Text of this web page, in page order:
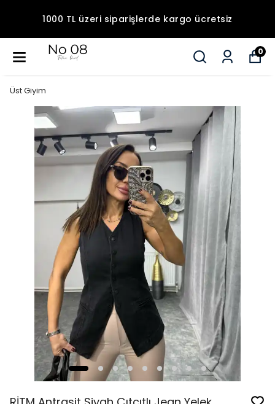
1000 TL üzeri siparişlerde kargo ücretsiz
0
Üst Giyim